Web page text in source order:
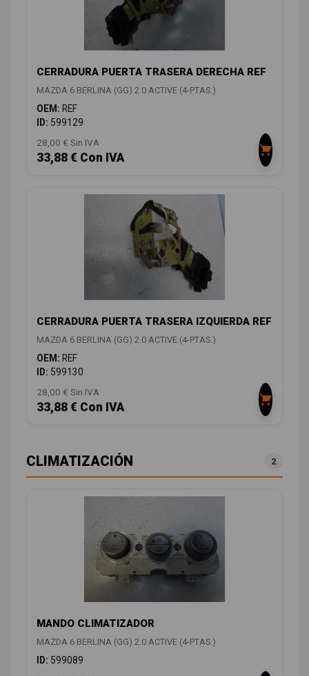
CERRADURA PUERTA TRASERA DERECHA REF
MAZDA 6 BERLINA (GG) 2.0 ACTIVE (4-PTAS.)
OEM: REF
ID: 599129
28,00 € Sin IVA
33,88 € Con IVA
CERRADURA PUERTA TRASERA IZQUIERDA REF
MAZDA 6 BERLINA (GG) 2.0 ACTIVE (4-PTAS.)
OEM: REF
ID: 599130
28,00 € Sin IVA
33,88 € Con IVA
CLIMATIZACIÓN 2
MANDO CLIMATIZADOR
MAZDA 6 BERLINA (GG) 2.0 ACTIVE (4-PTAS.)
ID: 599089